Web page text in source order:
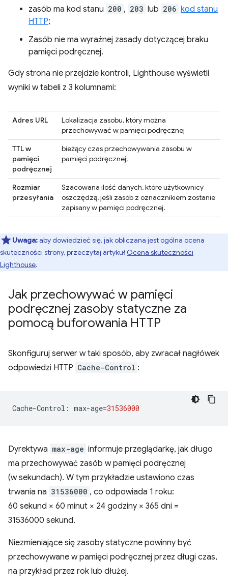
zasób ma kod stanu 200 , 203 lub 206 kod stanu
HTTP;
Zasób nie ma wyraźnej zasady dotyczącej braku
pamięci podręcznej.
Gdy strona nie przejdzie kontroli, Lighthouse wyświetli
wyniki w tabeli z 3 kolumnami:
Adres URL
Lokalizacja zasobu, który można
przechowywać w pamięci podręcznej
TTL w
pamięci
podręcznej
bieżący czas przechowywania zasobu w
pamięci podręcznej;
Rozmiar
przesyłania
Szacowana ilość danych, które użytkownicy
oszczędzą, jeśli zasób z oznacznikiem zostanie
zapisany w pamięci podręcznej.
Uwaga:aby dowiedzieć się, jak obliczana jest ogólna ocena
skuteczności strony, przeczytaj artykuł Ocena skuteczności
Lighthouse.
Jak przechowywać w pamięci
podręcznej zasoby statyczne za
pomocą buforowania HTTP
Skonfiguruj serwer w taki sposób, aby zwracał nagłówek
odpowiedzi HTTP Cache-Control :
Cache-Control : max-age=31536000
Dyrektywa max-age informuje przeglądarkę, jak długo
ma przechowywać zasób w pamięci podręcznej
(w sekundach). W tym przykładzie ustawiono czas
trwania na 31536000 , co odpowiada 1 roku:
60 sekund × 60 minut × 24 godziny × 365 dni =
31536000 sekund.
Niezmieniające się zasoby statyczne powinny być
przechowywane w pamięci podręcznej przez długi czas,
na przykład przez rok lub dłużej.